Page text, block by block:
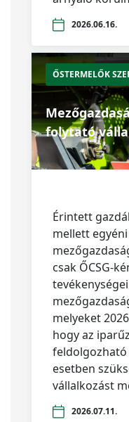
2026.06.16.
ŐSTERMELŐK
folytató
Érintett
mellett
csak ŐCSG-
melyeket
hogy az
feldolgozható
esetben
vállalkozást
2026.07.11.